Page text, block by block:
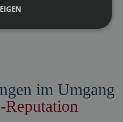
im Umgang
Reputation